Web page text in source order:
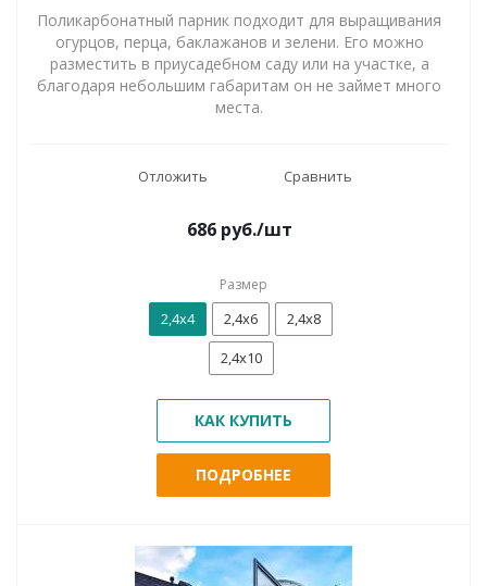
Поликарбонатный парник подходит для выращивания
огурцов, перца, баклажанов и зелени. Его можно
разместить в приусадебном саду или на участке, а
благодаря небольшим габаритам он не займет много
места.
Отложить Сравнить
686 руб./шт
Размер
2,4х4 2,4х6
2,4х8
2,4х10
КАК КУПИТЬ
ПОДРОБНЕЕ